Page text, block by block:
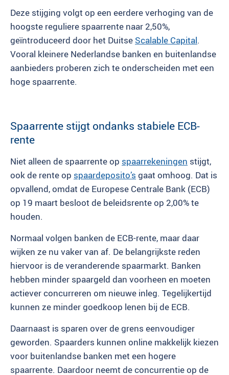
Deze stijging volgt op een eerdere verhoging van de
hoogste reguliere spaarrente naar 2,50%,
geïntroduceerd door het Duitse Scalable Capital.
Vooral kleinere Nederlandse banken en buitenlandse
aanbieders proberen zich te onderscheiden met een
hoge spaarrente.
Spaarrente stijgt ondanks stabiele ECB-
rente
Niet alleen de spaarrente op spaarrekeningen stijgt,
ook de rente op spaardeposito’s gaat omhoog. Dat is
opvallend, omdat de Europese Centrale Bank (ECB)
op 19 maart besloot de beleidsrente op 2,00% te
houden.
Normaal volgen banken de ECB-rente, maar daar
wijken ze nu vaker van af. De belangrijkste reden
hiervoor is de veranderende spaarmarkt. Banken
hebben minder spaargeld dan voorheen en moeten
actiever concurreren om nieuwe inleg. Tegelijkertijd
kunnen ze minder goedkoop lenen bij de ECB.
Daarnaast is sparen over de grens eenvoudiger
geworden. Spaarders kunnen online makkelijk kiezen
voor buitenlandse banken met een hogere
spaarrente. Daardoor neemt de concurrentie op de